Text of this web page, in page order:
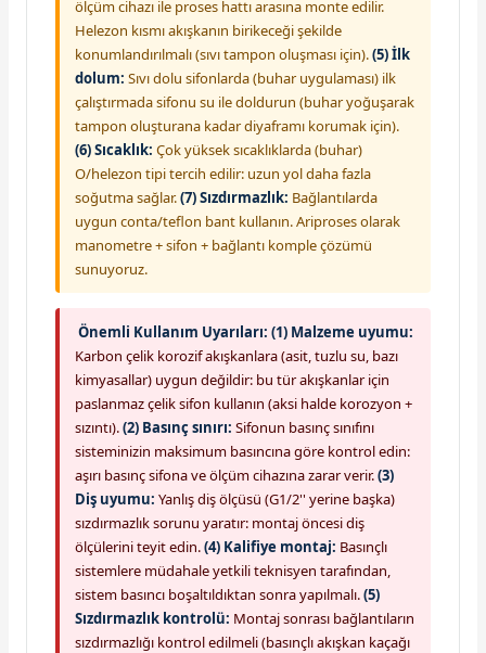
ölçüm cihazı ile proses hattı arasına monte edilir.
Helezon kısmı akışkanın birikeceği şekilde
konumlandırılmalı (sıvı tampon oluşması için).(5) İlk
dolum: Sıvı dolu sifonlarda (buhar uygulaması) ilk
çalıştırmada sifonu su ile doldurun (buhar yoğuşarak
tampon oluşturana kadar diyaframı korumak için).
(6) Sıcaklık: Çok yüksek sıcaklıklarda (buhar)
O/helezon tipi tercih edilir: uzun yol daha fazla
soğutma sağlar.(7) Sızdırmazlık: Bağlantılarda
uygun conta/teflon bant kullanın. Ariproses olarak
manometre + sifon + bağlantı komple çözümü
sunuyoruz.
Önemli Kullanım Uyarıları: (1) Malzeme uyumu:
Karbon çelik korozif akışkanlara (asit, tuzlu su, bazı
kimyasallar) uygun değildir: bu tür akışkanlar için
paslanmaz çelik sifon kullanın (aksi halde korozyon +
sızıntı).(2) Basınç sınırı: Sifonun basınç sınıfını
sisteminizin maksimum basıncına göre kontrol edin:
aşırı basınç sifona ve ölçüm cihazına zarar verir.(3)
Diş uyumu: Yanlış diş ölçüsü (G1/2'' yerine başka)
sızdırmazlık sorunu yaratır: montaj öncesi diş
ölçülerini teyit edin.(4) Kalifiye montaj: Basınçlı
sistemlere müdahale yetkili teknisyen tarafından,
sistem basıncı boşaltıldıktan sonra yapılmalı.(5)
Sızdırmazlık kontrolü: Montaj sonrası bağlantıların
sızdırmazlığı kontrol edilmeli (basınçlı akışkan kaçağı